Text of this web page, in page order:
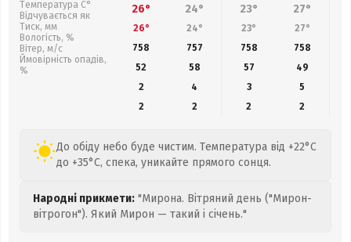
Температура С°
Відчувається як
Тиск, мм
Вологість, %
Вітер, м/с
Ймовірність опадів,
%
26° 24° 23° 27°
26° 24° 23° 27°
758
757 758 758
52
58 57 49
2
4 3
5
2
2 2 2
До обіду небо буде чистим. Температура від +22°C
до +35°C, спека, уникайте прямого сонця.
Народні прикмети: "Мирона. Вітряний день ("Мирон-
вітрогон"). Який Мирон — такий і січень."